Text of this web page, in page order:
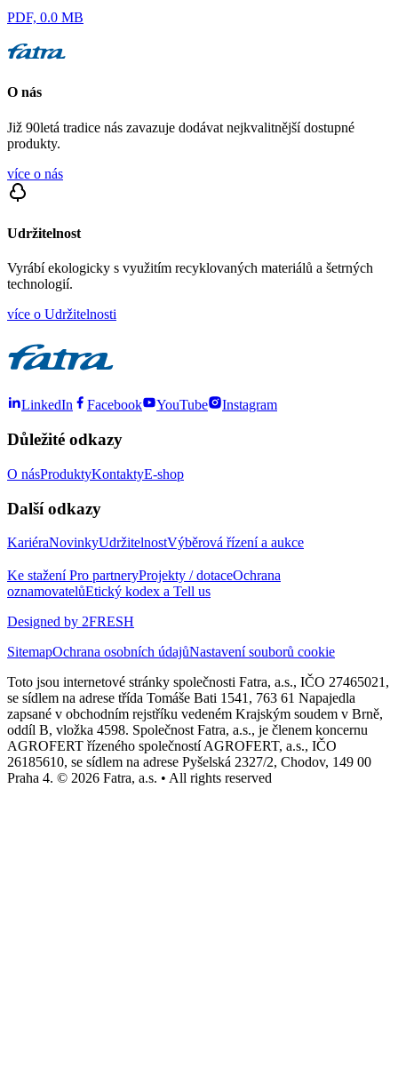
PDF, 0.0 MB
O nás
Již 90letá tradice nás zavazuje dodávat nejkvalitnější dostupné
produkty.
více o nás
Udržitelnost
Vyrábí ekologicky s využitím recyklovaných materiálů a šetrných
technologií.
více o Udržitelnosti
LinkedIn Facebook YouTube Instagram
Důležité odkazy
O násProduktyKontaktyE-shop
Další odkazy
KariéraNovinkyUdržitelnostVýběrová řízení a aukce
Ke staženíPro partneryProjekty / dotaceOchrana
oznamovatelůEtický kodex a Tell us
Designed by 2FRESH
SitemapOchrana osobních údajůNastavení souborů cookie
Toto jsou internetové stránky společnosti Fatra, a.s., IČO 27465021,
se sídlem na adrese třída Tomáše Bati 1541, 763 61 Napajedla
zapsané v obchodním rejstříku vedeném Krajským soudem v Brně,
oddíl B, vložka 4598. Společnost Fatra, a.s., je členem koncernu
AGROFERT řízeného společností AGROFERT, a.s., IČO
26185610, se sídlem na adrese Pyšelská 2327/2, Chodov, 149 00
Praha 4. © 2026 Fatra, a.s. • All rights reserved